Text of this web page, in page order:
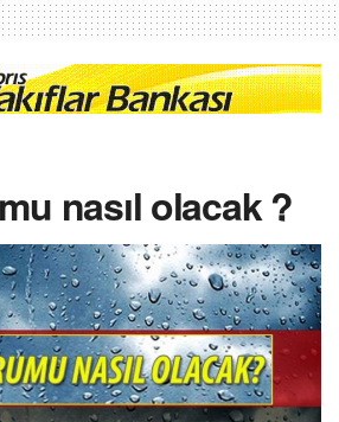
nasıl olacak ?